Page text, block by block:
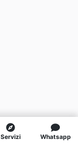
Servizi Whatsapp